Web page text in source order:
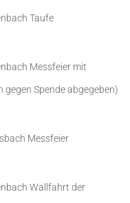
Taufe
Messfeier mit
Spende abgegeben)
Messfeier
Wallfahrt der